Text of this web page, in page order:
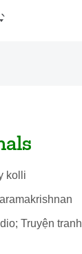
kolli
Truyện tranh